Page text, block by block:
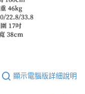
顯示電腦版詳細說明